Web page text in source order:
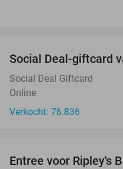
Social Deal-giftcard
Social Deal Giftcard
Online
Verkocht: 76.836
Entree voor Ripley's